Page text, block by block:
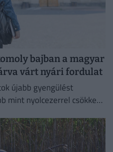
bajban a magyar
várt nyári fordulat
újabb gyengülést
mint nyolcezerrel csökkent